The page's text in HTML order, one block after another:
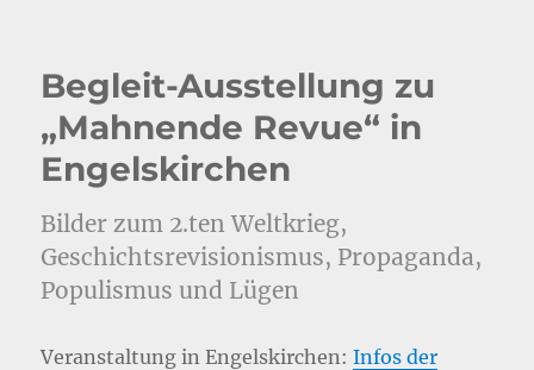
Begleit-Ausstellung zu
„Mahnende Revue“ in
Engelskirchen
Bilder zum 2.ten Weltkrieg,
Geschichtsrevisionismus, Propaganda,
Populismus und Lügen
Veranstaltung in Engelskirchen:Infos der